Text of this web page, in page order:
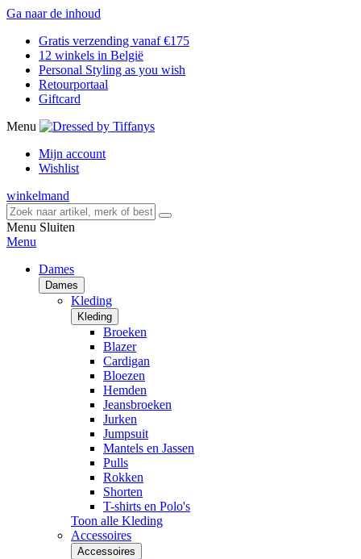
Ga naar de inhoud
Gratis verzending vanaf €175
12 winkels in België
Personal Styling as you wish
Retourportaal
Giftcard
Menu
Mijn account
Wishlist
winkelmand
Menu Sluiten
Menu
Dames
Dames
Kleding
Kleding
Broeken
Blazer
Cardigan
Bloezen
Hemden
Jeansbroeken
Jurken
Jumpsuit
Mantels en Jassen
Pulls
Rokken
Shorten
T-shirts en Polo's
Toon alle Kleding
Accessoires
Accessoires